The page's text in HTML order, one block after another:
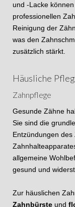
und -Lacke
professionellen
Reinigung der
was den
zusätzlich stärkt.
Häusliche
Zahnpflege
Gesunde Zähne
Sie sind die
Entzündungen
allgemeine
gesund und
Zur häuslichen
Zahnbürste und